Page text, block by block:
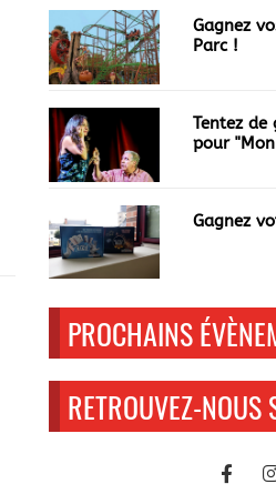
Gagnez
Parc !
Tentez de
pour
Gagnez
PROCHAINS
RETROUVEZ-NOUS